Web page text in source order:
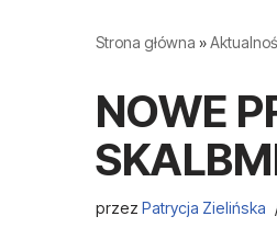
Strona główna »
NOWE
przez Patrycja Zielińska